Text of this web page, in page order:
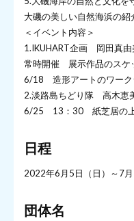
大磯の美しい自然海浜の
＜イベント内容＞
1.IKUHART企画 岡田真由
常時開催 展示作品のスケ
6/18 造形アートのワーク
2.淡路島ちどり隊 高木恵
6/25 13：30 紙芝居の
日程
2022年6月5日（日）～7月
団体名